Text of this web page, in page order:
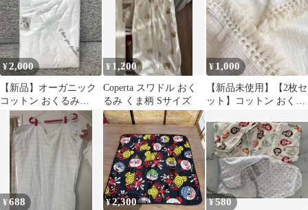
¥2,000
【新品】オーガニック
コットン おくるみ
80×80cm
¥ 1,200
Coperta スワドル おく
るみ くま柄 Sサイズ
¥ 1,000
【新品未使用】【2枚セ
ット】コットン おくる
背景布
¥688 ¥2,300 ¥580